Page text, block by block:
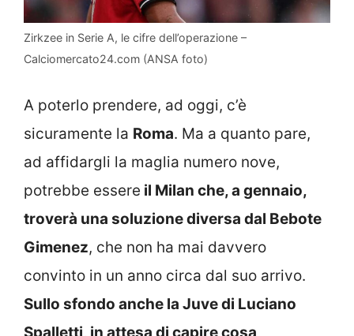
Zirkzee in Serie A, le cifre dell’operazione –
Calciomercato24.com (ANSA foto)
A poterlo prendere, ad oggi, c’è
sicuramente la Roma. Ma a quanto pare,
ad affidargli la maglia numero nove,
potrebbe essere il Milan che, a gennaio,
troverà una soluzione diversa dal Bebote
Gimenez, che non ha mai davvero
convinto in un anno circa dal suo arrivo.
Sullo sfondo anche la Juve di Luciano